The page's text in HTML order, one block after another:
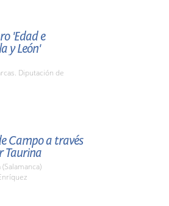
'Edad e
y León'
Diputación de
Campo a través
Taurina